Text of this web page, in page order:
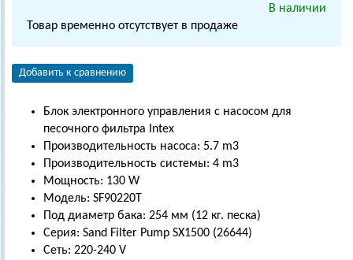
В наличии
Товар временно отсутствует в продаже
Добавить к сравнению
Блок электронного управления с насосом для
песочного фильтра Intex
Производительность насоса: 5.7 m3
Производительность системы: 4 m3
Мощность: 130 W
Модель: SF90220T
Под диаметр бака: 254 мм (12 кг. песка)
Серия: Sand Filter Pump SX1500 (26644)
Сеть: 220-240 V